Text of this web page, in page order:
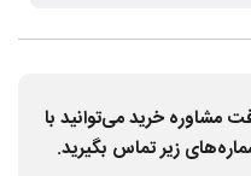
مشاوره خرید می‌توانید با
زیر تماس بگیرید.